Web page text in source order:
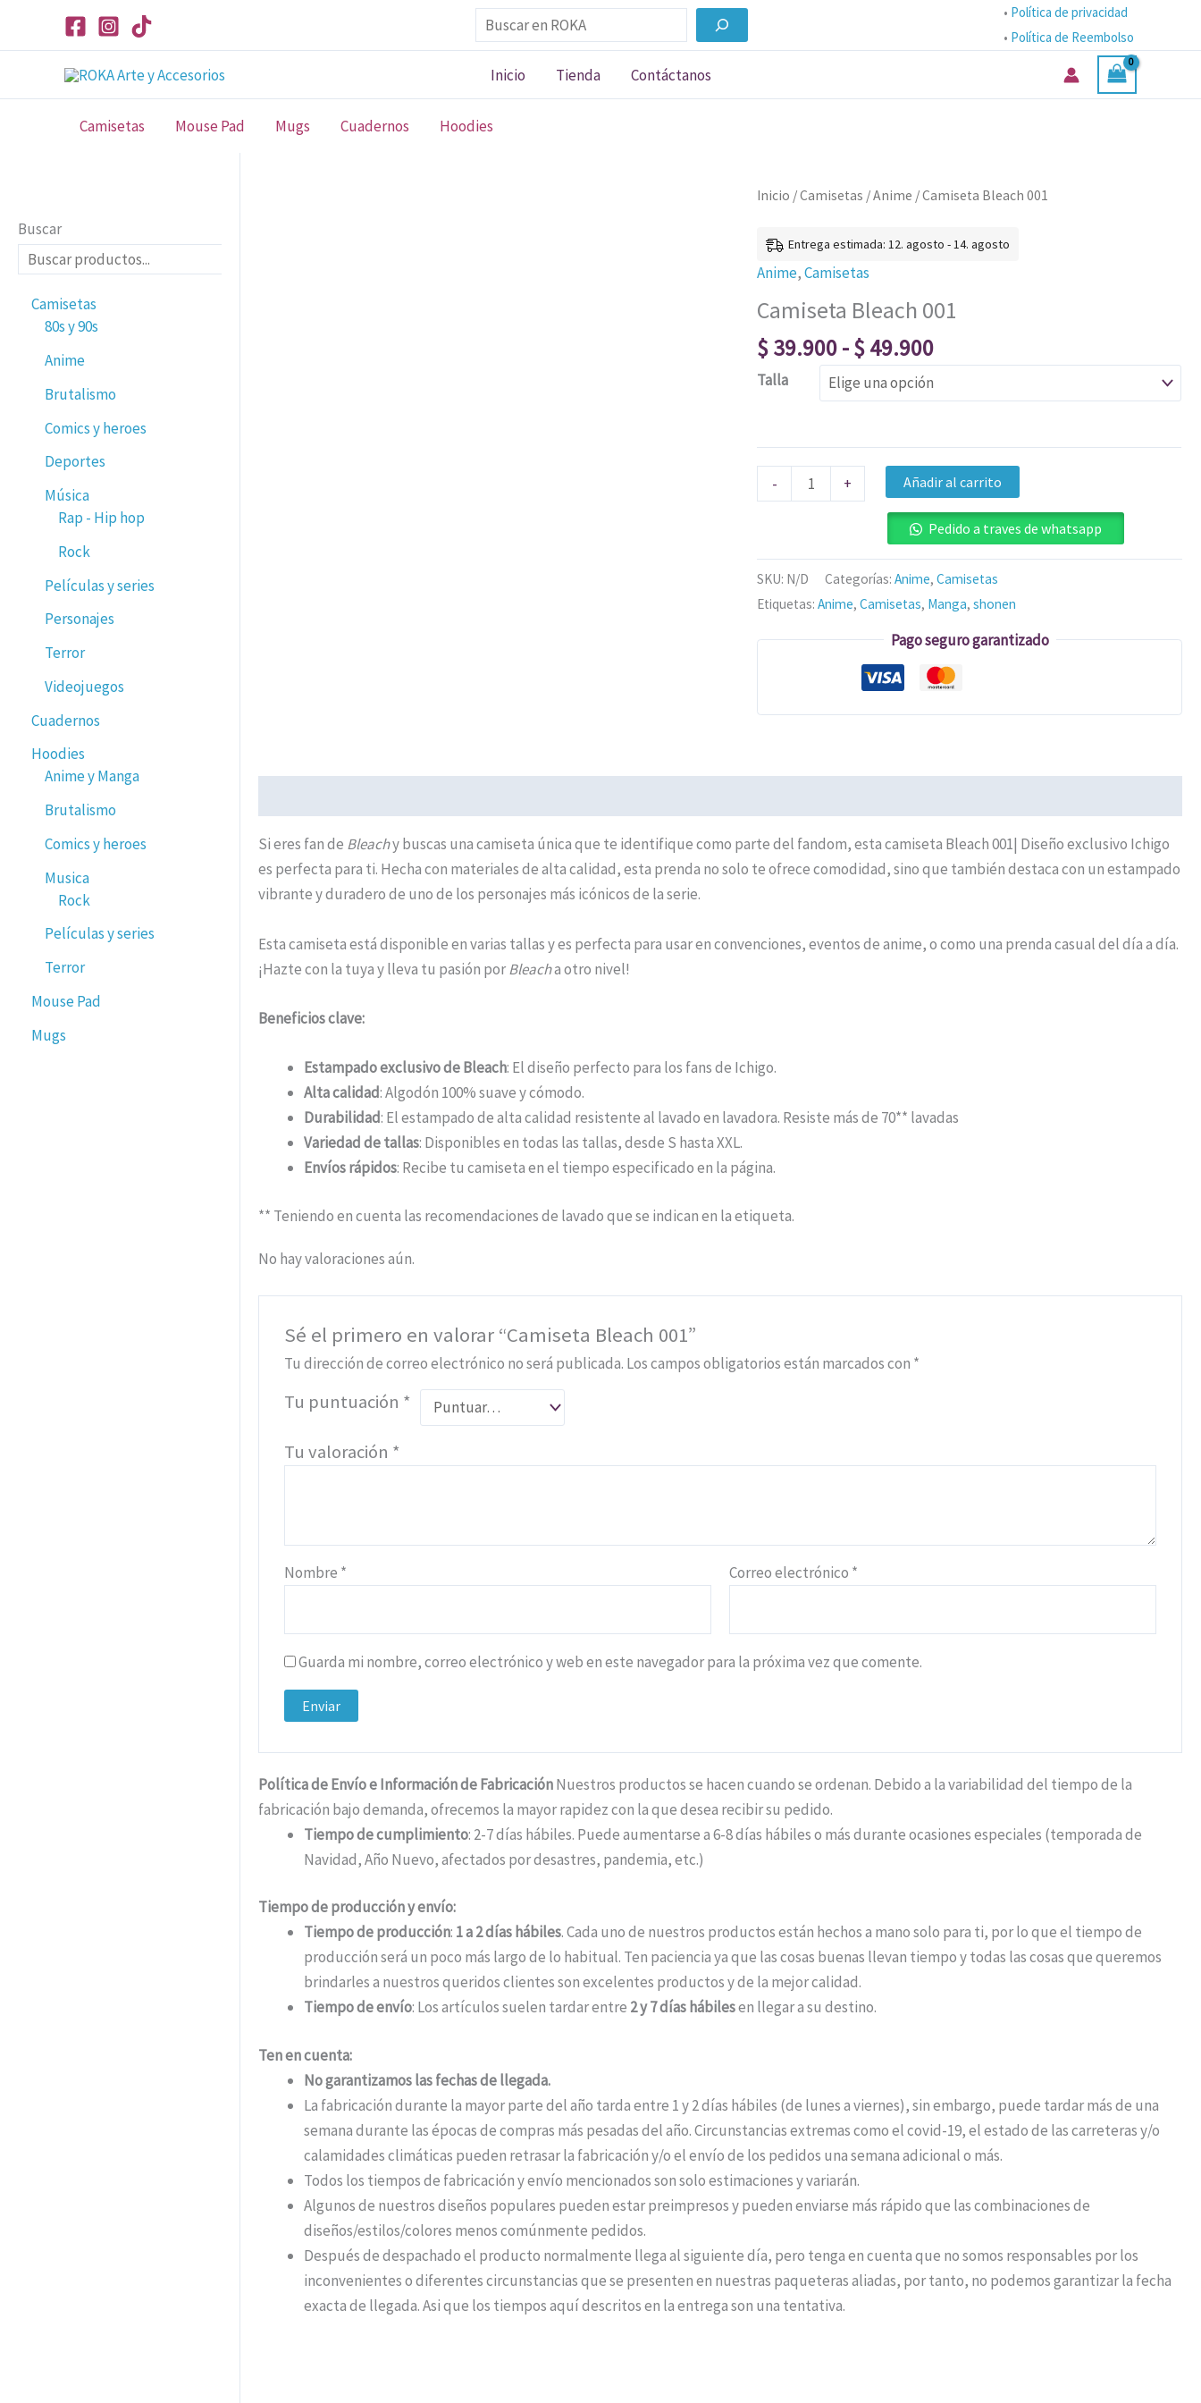
Buscar • Política de privacidad
• Política de Reembolso
Inicio Tienda Contáctanos
Camisetas Mouse Pad Mugs Cuadernos Hoodies
Buscar
Camisetas
80s y 90s
Anime
Brutalismo
Comics y heroes
Deportes
Música
Rap - Hip hop
Rock
Películas y series
Personajes
Terror
Videojuegos
Cuadernos
Hoodies
Anime y Manga
Brutalismo
Comics y heroes
Musica
Rock
Películas y series
Terror
Mouse Pad
Mugs
Inicio /Camisetas /Anime / Camiseta Bleach 001
Entrega estimada: 12. agosto - 14. agosto
Anime,Camisetas
Camiseta Bleach 001
$39.900-$49.900
Rango
precios:
hasta
$ 49.900
Talla
-
Camiseta
001
cantidad
+ Añadir al carrito
Pedido a traves de whatsapp
SKU: N/D Categorías:Anime,Camisetas
Etiquetas:Anime,Camisetas, Manga,shonen
Pago seguro garantizado
Si eres fan de Bleachy buscas una camiseta única que te identifique como parte del fandom, esta camiseta Bleach 001| Diseño exclusivo Ichigo
es perfecta para ti. Hecha con materiales de alta calidad, esta prenda no solo te ofrece comodidad, sino que también destaca con un estampado
vibrante y duradero de uno de los personajes más icónicos de la serie.
Esta camiseta está disponible en varias tallas y es perfecta para usar en convenciones, eventos de anime, o como una prenda casual del día a día.
¡Hazte con la tuya y lleva tu pasión porBleacha otro nivel!
Beneficios clave:
Estampado exclusivo de Bleach: El diseño perfecto para los fans de Ichigo.
Alta calidad: Algodón 100% suave y cómodo.
Durabilidad: El estampado de alta calidad resistente al lavado en lavadora. Resiste más de 70** lavadas
Variedad de tallas: Disponibles en todas las tallas, desde S hasta XXL.
Envíos rápidos: Recibe tu camiseta en el tiempo especificado en la página.
** Teniendo en cuenta las recomendaciones de lavado que se indican en la etiqueta.
No hay valoraciones aún.
Sé el primero en valorar “Camiseta Bleach 001”
Tu dirección de correo electrónico no será publicada. Los campos obligatorios están marcados con *
Tu puntuación *
Tu valoración *
Nombre * Correo electrónico *
Guarda mi nombre, correo electrónico y web en este navegador para la próxima vez que comente.
Política de Envío e Información de FabricaciónNuestros productos se hacen cuando se ordenan. Debido a la variabilidad del tiempo de la
fabricación bajo demanda, ofrecemos la mayor rapidez con la que desea recibir su pedido.
Tiempo de cumplimiento: 2-7 días hábiles. Puede aumentarse a 6-8 días hábiles o más durante ocasiones especiales (temporada de
Navidad, Año Nuevo, afectados por desastres, pandemia, etc.)
Tiempo de producción y envío:
Tiempo de producción: 1 a 2 días hábiles. Cada uno de nuestros productos están hechos a mano solo para ti, por lo que el tiempo de
producción será un poco más largo de lo habitual. Ten paciencia ya que las cosas buenas llevan tiempo y todas las cosas que queremos
brindarles a nuestros queridos clientes son excelentes productos y de la mejor calidad.
Tiempo de envío: Los artículos suelen tardar entre 2 y 7 días hábilesen llegar a su destino.
Ten en cuenta:
No garantizamos las fechas de llegada.
La fabricación durante la mayor parte del año tarda entre 1 y 2 días hábiles (de lunes a viernes), sin embargo, puede tardar más de una
semana durante las épocas de compras más pesadas del año. Circunstancias extremas como el covid-19, el estado de las carreteras y/o
calamidades climáticas pueden retrasar la fabricación y/o el envío de los pedidos una semana adicional o más.
Todos los tiempos de fabricación y envío mencionados son solo estimaciones y variarán.
Algunos de nuestros diseños populares pueden estar preimpresos y pueden enviarse más rápido que las combinaciones de
diseños/estilos/colores menos comúnmente pedidos.
Después de despachado el producto normalmente llega al siguiente día, pero tenga en cuenta que no somos responsables por los
inconvenientes o diferentes circunstancias que se presenten en nuestras paqueteras aliadas, por tanto, no podemos garantizar la fecha
exacta de llegada. Asi que los tiempos aquí descritos en la entrega son una tentativa.